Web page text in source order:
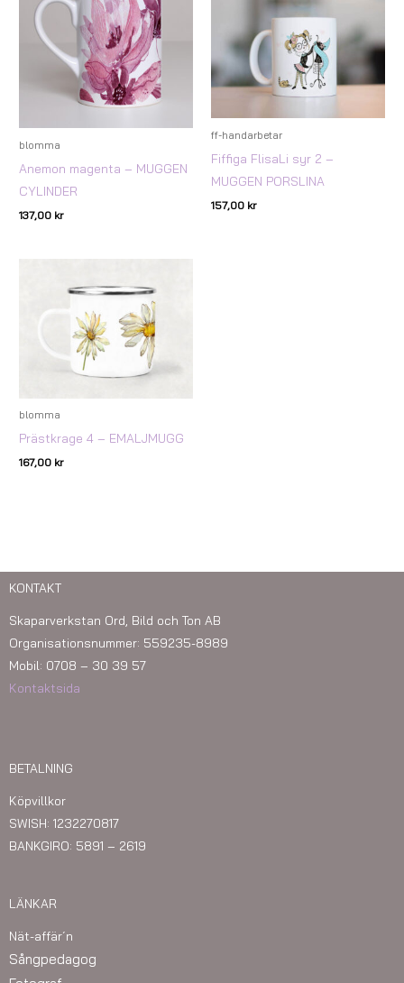
blomma
Anemon magenta – MUGGEN
CYLINDER
137,00 kr
ff-handarbetar
Fiffiga FlisaLi syr 2 –
MUGGEN PORSLINA
157,00 kr
blomma
Prästkrage 4 – EMALJMUGG
167,00 kr
KONTAKT
Skaparverkstan Ord, Bild och Ton AB
Organisationsnummer: 559235-8989
Mobil: 0708 – 30 39 57
Kontaktsida
BETALNING
Köpvillkor
SWISH: 1232270817
BANKGIRO: 5891 – 2619
LÄNKAR
Nät-affär´n
Sångpedagog